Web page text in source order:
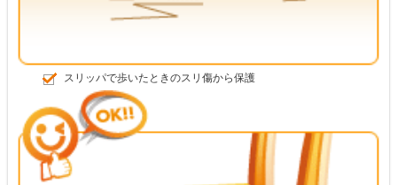
スリッパで歩いたときのスリ傷から保護